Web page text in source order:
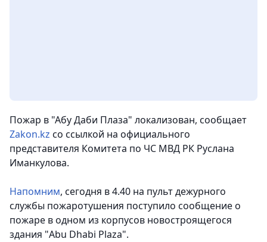
Пожар в "Абу Даби Плаза" локализован, сообщает
Zakon.kz со ссылкой на официального
представителя Комитета по ЧС МВД РК Руслана
Иманкулова.
Напомним, сегодня в 4.40 на пульт дежурного
службы пожаротушения поступило сообщение о
пожаре в одном из корпусов новостроящегося
здания "Abu Dhabi Plaza".